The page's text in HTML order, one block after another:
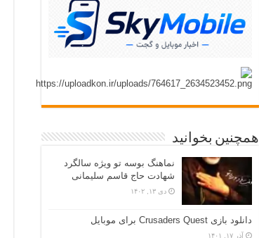
همچنین بخوانید
نماهنگ بوسه تو ویژه سالگرد
شهادت حاج قاسم سلیمانی
دی ۱۳, ۱۴۰۲
دانلود بازی Crusaders Quest برای موبایل
آذر ۱۷, ۱۴۰۱